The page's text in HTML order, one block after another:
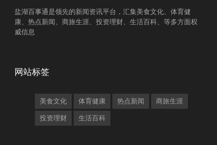
盐湖百事通是领先的新闻资讯平台，汇集美食文化、体育健
康、热点新闻、商旅生涯、投资理财、生活百科、等多方面权
威信息
网站标签
美食文化 体育健康 热点新闻 商旅生涯
投资理财 生活百科